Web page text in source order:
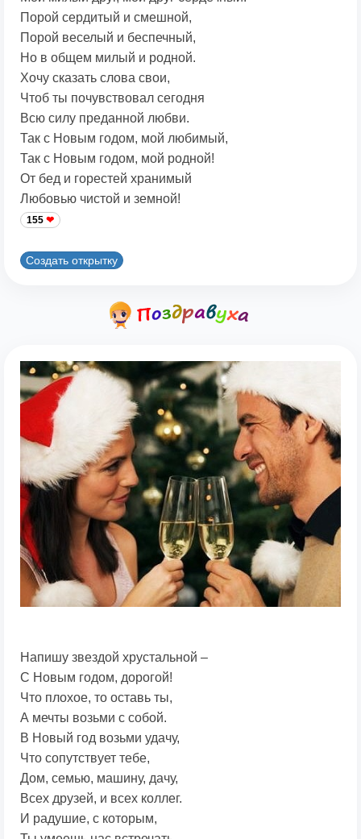
Порой сердитый и смешной,
Порой веселый и беспечный,
Но в общем милый и родной.
Хочу сказать слова свои,
Чтоб ты почувствовал сегодня
Всю силу преданной любви.
Так с Новым годом, мой любимый,
Так с Новым годом, мой родной!
От бед и горестей хранимый
Любовью чистой и земной!
155
Создать открытку
Напишу звездой хрустальной –
С Новым годом, дорогой!
Что плохое, то оставь ты,
А мечты возьми с собой.
В Новый год возьми удачу,
Что сопутствует тебе,
Дом, семью, машину, дачу,
Всех друзей, и всех коллег.
И радушие, с которым,